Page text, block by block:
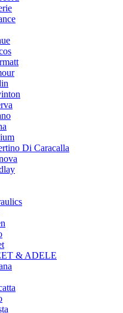
Di Caracalla
& ADELE